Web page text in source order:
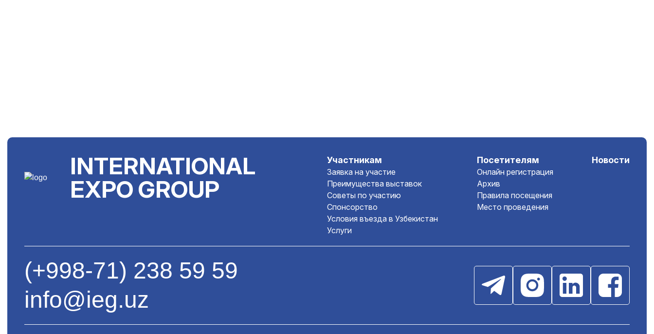
INTERNATIONAL
EXPO GROUP
Участникам
Заявка на участие
Преимущества выставок
Советы по участию
Спонсорство
Условия въезда в Узбекистан
Услуги
Посетителям
Онлайн регистрация
Архив
Правила посещения
Место проведения
Новости
(+998-71) 238 59 59
info@ieg.uz